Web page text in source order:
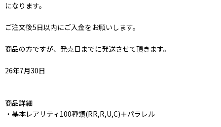
になります。
ご注文後5日以内にご入金をお願いします。
商品の方ですが、発売日までに発送させて頂きます。
26年7月30日
商品詳細
・基本レアリティ100種類(RR,R,U,C)＋パラレル